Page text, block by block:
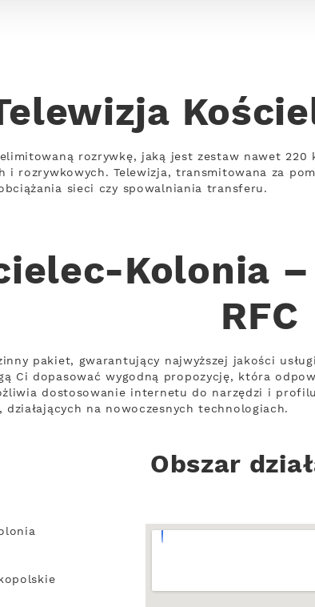
rozrywkę, jaką jest zestaw nawet 220
i rozrywkowych. Telewizja, transmitowana za
sieci czy spowalniania transferu.
Kolonia –
RFC
pakiet, gwarantujący najwyższej jakości
Ci dopasować wygodną propozycję, która
dostosowanie internetu do narzędzi i
na nowoczesnych technologiach.
Obszar